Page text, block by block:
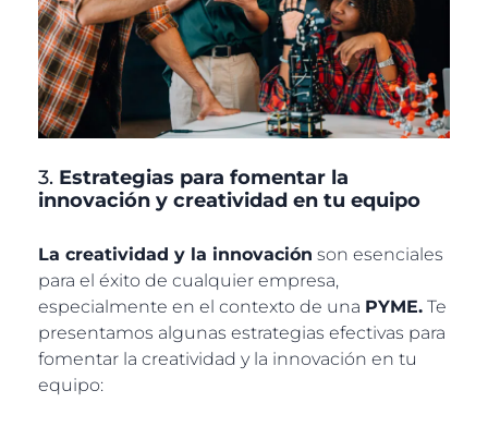
3. Estrategias para fomentar la
innovación y creatividad en tu equipo
La creatividad y la innovación son esenciales
para el éxito de cualquier empresa,
especialmente en el contexto de una PYME. Te
presentamos algunas estrategias efectivas para
fomentar la creatividad y la innovación en tu
equipo: